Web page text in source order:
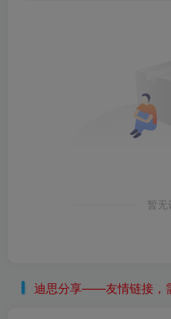
暂无
迪思分享——友情链接，